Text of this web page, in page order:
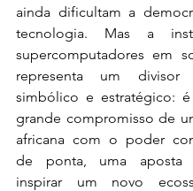
ainda dificultam a
tecnologia. Mas a
supercomputadores em
representa um divisor
simbólico e estratégico:
grande compromisso de
africana com o poder
de ponta, uma aposta
inspirar um novo